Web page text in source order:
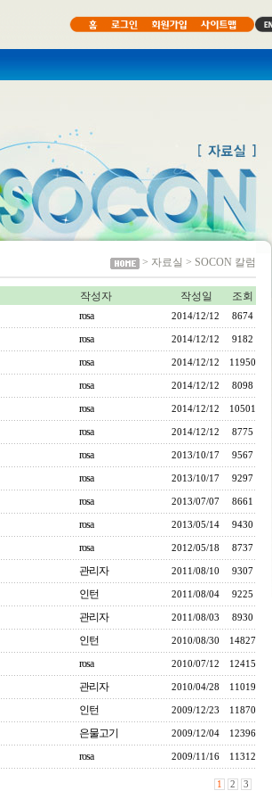
> 자료실 > SOCON 칼럼
작성자 작성일 조회
rosa 2014/12/12 8674
rosa 2014/12/12 9182
rosa 2014/12/12 11950
rosa 2014/12/12 8098
rosa 2014/12/12 10501
rosa 2014/12/12 8775
rosa 2013/10/17 9567
rosa 2013/10/17 9297
rosa 2013/07/07 8661
rosa 2013/05/14 9430
rosa 2012/05/18 8737
관리자 2011/08/10 9307
인턴 2011/08/04 9225
관리자 2011/08/03 8930
인턴 2010/08/30 14827
rosa 2010/07/12 12415
관리자 2010/04/28 11019
인턴 2009/12/23 11870
은물고기 2009/12/04 12396
rosa 2009/11/16 11312
1 2 3